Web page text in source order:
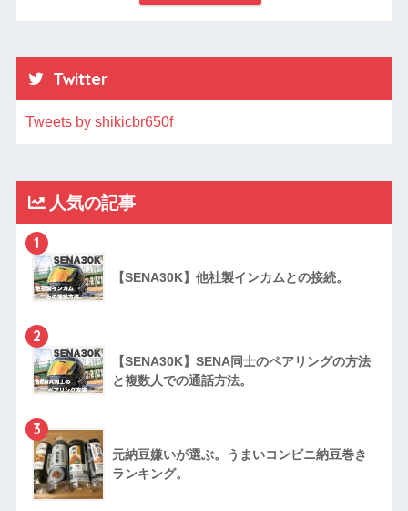
Twitter
Tweets by shikicbr650f
人気の記事
1
【SENA30K】他社製インカムとの接続。
2
【SENA30K】SENA同士のペアリングの方法
と複数人での通話方法。
3
元納豆嫌いが選ぶ。うまいコンビニ納豆巻き
ランキング。